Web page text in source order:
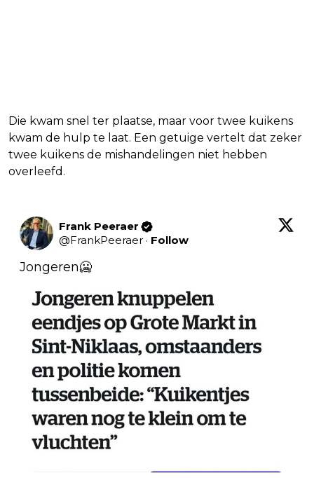
Die kwam snel ter plaatse, maar voor twee kuikens
kwam de hulp te laat. Een getuige vertelt dat zeker
twee kuikens de mishandelingen niet hebben
overleefd.
Frank Peeraer
@FrankPeeraer · Follow
Jongeren🥶